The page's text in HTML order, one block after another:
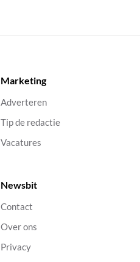
Marketing
Adverteren
Tip de redactie
Vacatures
Newsbit
Contact
Over ons
Privacy